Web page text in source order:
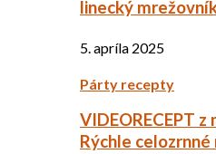
linecký
5. apríla 2025
Párty recepty
VIDEORECEPT
Rýchle